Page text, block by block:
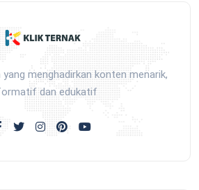
menghadirkan konten menarik,
dan edukatif